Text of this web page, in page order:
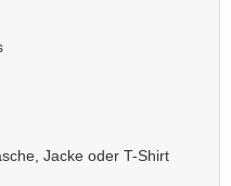
Jacke oder T-Shirt